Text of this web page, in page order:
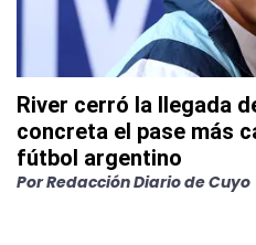
River cerró la llegada
concreta el pase más
fútbol argentino
PorRedacción Diario de Cuyo